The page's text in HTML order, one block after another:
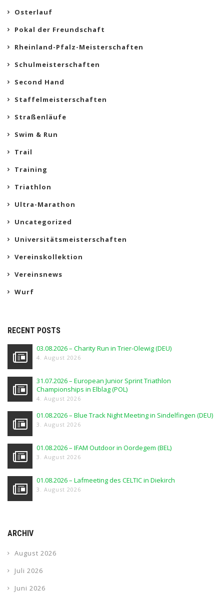
Osterlauf
Pokal der Freundschaft
Rheinland-Pfalz-Meisterschaften
Schulmeisterschaften
Second Hand
Staffelmeisterschaften
Straßenläufe
Swim & Run
Trail
Training
Triathlon
Ultra-Marathon
Uncategorized
Universitätsmeisterschaften
Vereinskollektion
Vereinsnews
Wurf
RECENT POSTS
03.08.2026 – Charity Run in Trier-Olewig (DEU)
4. August 2026
31.07.2026 – European Junior Sprint Triathlon
Championships in Elblag (POL)
4. August 2026
01.08.2026 – Blue Track Night Meeting in Sindelfingen (DEU)
3. August 2026
01.08.2026 – IFAM Outdoor in Oordegem (BEL)
3. August 2026
01.08.2026 – Lafmeeting des CELTIC in Diekirch
3. August 2026
ARCHIV
August 2026
Juli 2026
Juni 2026